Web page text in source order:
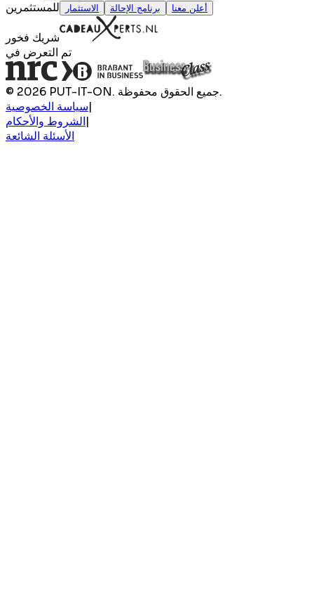
للمستثمرين الاستثمار برنامج الإحالة أعلن معنا
شريك فخور
تم التعرض في
© 2026 PUT-IT-ON. جميع الحقوق محفوظة.
سياسة الخصوصية|
الشروط والأحكام|
الأسئلة الشائعة